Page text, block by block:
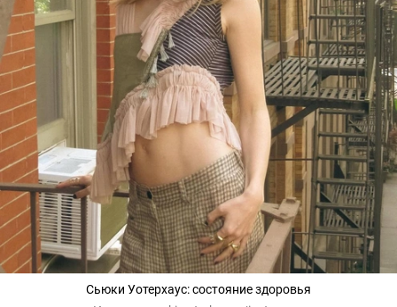
Сьюки Уотерхаус: состояние здоровья